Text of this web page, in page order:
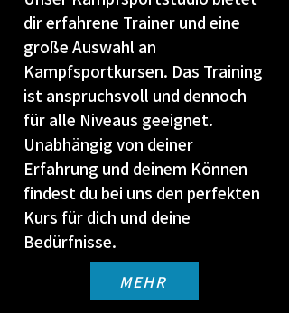
dir erfahrene Trainer und eine
große Auswahl an
Kampfsportkursen. Das Training
ist anspruchsvoll und dennoch
für alle Niveaus geeignet.
Unabhängig von deiner
Erfahrung und deinem Können
findest du bei uns den perfekten
Kurs für dich und deine
Bedürfnisse.
MEHR